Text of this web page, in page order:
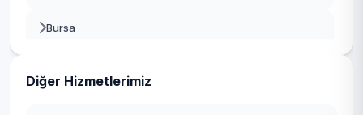
Bursa
Diğer Hizmetlerimiz